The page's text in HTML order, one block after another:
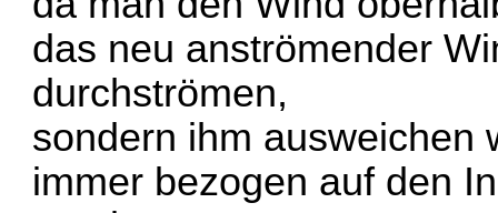
das neu anströmender
durchströmen,
sondern ihm ausweichen
immer bezogen auf den